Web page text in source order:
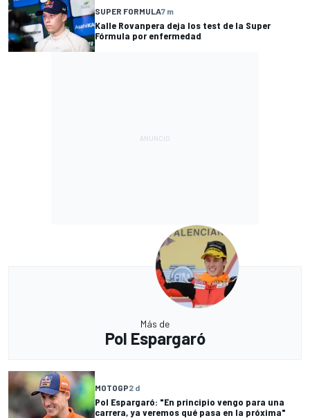
SUPER FORMULA7 m
Kalle Rovanpera deja los test de la Super
Fórmula por enfermedad
Más de
Pol Espargaró
MOTOGP2 d
Pol Espargaró: "En principio vengo para una
carrera, ya veremos qué pasa en la próxima"